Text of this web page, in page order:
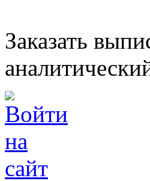
Заказать